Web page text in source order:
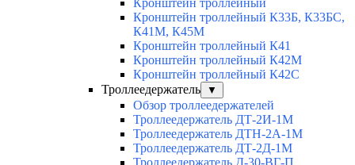
Кронштейн троллейный
Кронштейн троллейный К33Б, К33БС,
К41М, К45М
Кронштейн троллейный К41
Кронштейн троллейный К42М
Кронштейн троллейный К42С
Троллеедержатель
▼
Обзор троллеедержателей
Троллеедержатель ДТ-2И-1М
Троллеедержатель ДТН-2А-1М
Троллеедержатель ДТ-2Д-1М